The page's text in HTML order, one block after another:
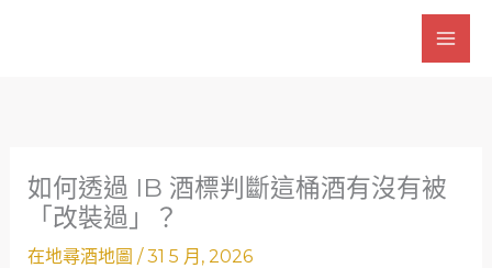
如何透過 IB 酒標判斷這桶酒有沒有被
「改裝過」？
在地尋酒地圖 /31 5 月, 2026